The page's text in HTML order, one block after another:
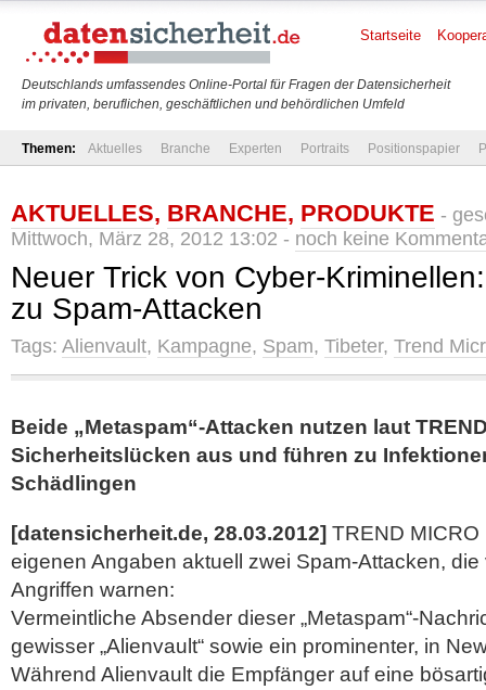
Deutschlands umfassendes Online-Portal für Fragen der Datensicherheit
im privaten, beruflichen, geschäftlichen und behördlichen Umfeld
Startseite
Themen: Aktuelles Branche Experten Portraits Positionspapier
AKTUELLES, BRANCHE, PRODUKTE -
Mittwoch, März 28, 2012 13:02 - noch keine
Neuer Trick von Cyber-
zu Spam-Attacken
Tags: Alienvault, Kampagne, Spam, Tibeter, Trend
Beide „Metaspam“-Attacken nutzen laut
Sicherheitslücken aus und führen zu
Schädlingen
[datensicherheit.de, 28.03.2012] TREND
eigenen Angaben aktuell zwei Spam-Attacken, die
Angriffen warnen:
Vermeintliche Absender dieser „Metaspam“-
gewisser „Alienvault“ sowie ein prominenter, in
Während Alienvault die Empfänger auf eine